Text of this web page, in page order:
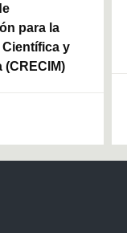
para la
y
(CRECIM)